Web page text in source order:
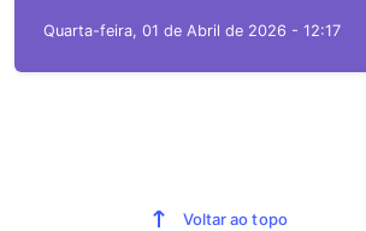
Quarta-feira, 01 de Abril de 2026 - 12:17
Voltar ao topo